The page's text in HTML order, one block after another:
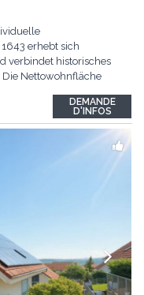
erhebt sich
verbindet historisches
Nettowohnfläche
Verwendbarkeit
Rund 39 m2 eröffnet...
DEMANDE
D'INFOS